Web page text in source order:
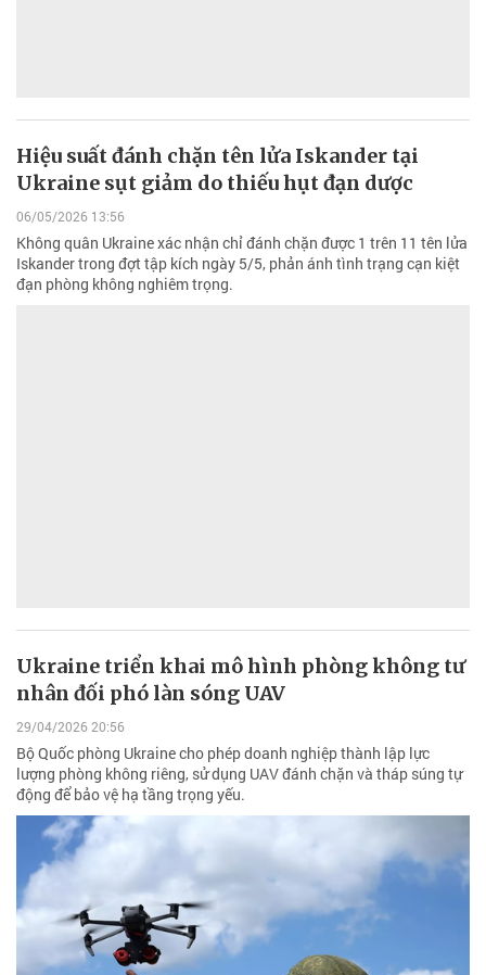
Hiệu suất đánh chặn tên lửa Iskander tại
Ukraine sụt giảm do thiếu hụt đạn dược
06/05/2026 13:56
Không quân Ukraine xác nhận chỉ đánh chặn được 1 trên 11 tên lửa
Iskander trong đợt tập kích ngày 5/5, phản ánh tình trạng cạn kiệt
đạn phòng không nghiêm trọng.
Ukraine triển khai mô hình phòng không tư
nhân đối phó làn sóng UAV
29/04/2026 20:56
Bộ Quốc phòng Ukraine cho phép doanh nghiệp thành lập lực
lượng phòng không riêng, sử dụng UAV đánh chặn và tháp súng tự
động để bảo vệ hạ tầng trọng yếu.